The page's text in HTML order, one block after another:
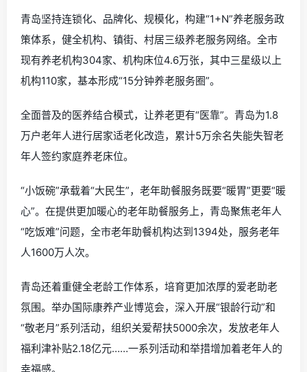
青岛坚持连锁化、品牌化、规模化，构建“1+N”养老服务政
策体系，健全机构、镇街、村居三级养老服务网络。全市
现有养老机构304家、机构床位4.6万张，其中三星级以上
机构110家，基本形成“15分钟养老服务圈”。
全面普及的医养结合模式，让养老更有“医靠”。青岛为1.8
万户老年人进行居家适老化改造，累计5万余名失能失智老
年人签约家庭养老床位。
“小饭碗”承载着“大民生”，老年助餐服务既要“暖胃”更要“暖
心”。在提供更加暖心的老年助餐服务上，青岛聚焦老年人
“吃饭难”问题，全市老年助餐机构达到1394处，服务老年
人1600万人次。
青岛还着重健全老龄工作体系，培育更加浓厚的爱老助老
氛围。举办国际康养产业博览会，深入开展“银龄行动”和
“敬老月”系列活动，组织关爱帮扶5000余次，发放老年人
福利津补贴2.18亿元……一系列活动和举措增加着老年人的
幸福感。